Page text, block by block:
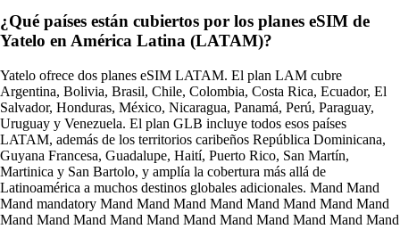
¿Qué países están cubiertos por los planes eSIM de
Yatelo en América Latina (LATAM)?
Yatelo ofrece dos planes eSIM LATAM. El plan LAM cubre
Argentina, Bolivia, Brasil, Chile, Colombia, Costa Rica, Ecuador, El
Salvador, Honduras, México, Nicaragua, Panamá, Perú, Paraguay,
Uruguay y Venezuela. El plan GLB incluye todos esos países
LATAM, además de los territorios caribeños República Dominicana,
Guyana Francesa, Guadalupe, Haití, Puerto Rico, San Martín,
Martinica y San Bartolo, y amplía la cobertura más allá de
Latinoamérica a muchos destinos globales adicionales. Mand Mand
Mand mandatory Mand Mand Mand Mand Mand Mand Mand Mand
Mand Mand Mand Mand Mand Mand Mand Mand Mand Mand Mand